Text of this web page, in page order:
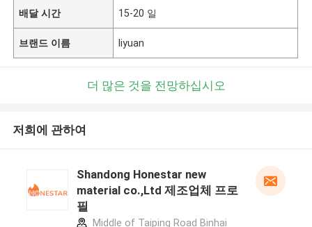
배달 시간 15-20 일
브랜드 이름 liyuan
더 많은 것을 전망하십시오
저희에 관하여
Shandong Honestar new
material co.,Ltd 제조업체 프로
필
Middle of Taiping Road Binhai